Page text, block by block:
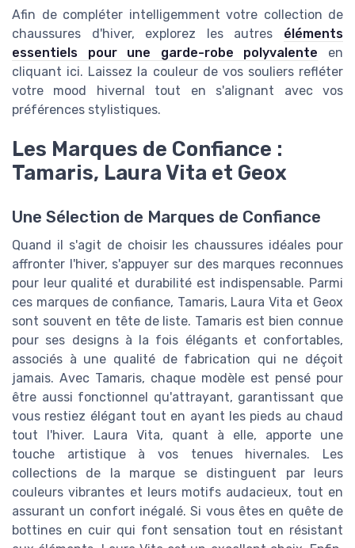
Afin de compléter intelligemment votre collection de
chaussures d'hiver, explorez les autres éléments
essentiels pour une garde-robe polyvalente en
cliquant ici. Laissez la couleur de vos souliers refléter
votre mood hivernal tout en s'alignant avec vos
préférences stylistiques.
Les Marques de Confiance :
Tamaris, Laura Vita et Geox
Une Sélection de Marques de Confiance
Quand il s'agit de choisir les chaussures idéales pour
affronter l'hiver, s'appuyer sur des marques reconnues
pour leur qualité et durabilité est indispensable. Parmi
ces marques de confiance, Tamaris, Laura Vita et Geox
sont souvent en tête de liste. Tamaris est bien connue
pour ses designs à la fois élégants et confortables,
associés à une qualité de fabrication qui ne déçoit
jamais. Avec Tamaris, chaque modèle est pensé pour
être aussi fonctionnel qu'attrayant, garantissant que
vous restiez élégant tout en ayant les pieds au chaud
tout l'hiver. Laura Vita, quant à elle, apporte une
touche artistique à vos tenues hivernales. Les
collections de la marque se distinguent par leurs
couleurs vibrantes et leurs motifs audacieux, tout en
assurant un confort inégalé. Si vous êtes en quête de
bottines en cuir qui font sensation tout en résistant